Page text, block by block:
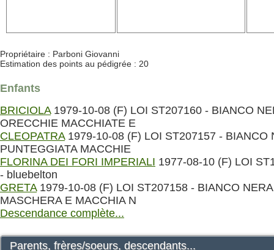
Propriétaire : Parboni Giovanni
Estimation des points au pédigrée : 20
Enfants
BRICIOLA1979-10-08 (F) LOI ST207160 - BIANCO
ORECCHIE MACCHIATE E
CLEOPATRA1979-10-08 (F) LOI ST207157 - BIANCO
PUNTEGGIATA MACCHIE
FLORINA DEI FORI IMPERIALI 1977-08-10 (F) LOI
- bluebelton
GRETA1979-10-08 (F) LOI ST207158 - BIANCO NERA
MASCHERA E MACCHIA N
Descendance complète...
Parents, frères/soeurs, descendants...